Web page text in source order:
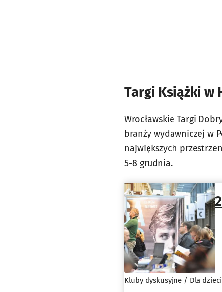
Targi Książki w
Wrocławskie Targi
branży wydawniczej w
największych
5-8 grudnia.
Kluby dyskusyjne / Dla